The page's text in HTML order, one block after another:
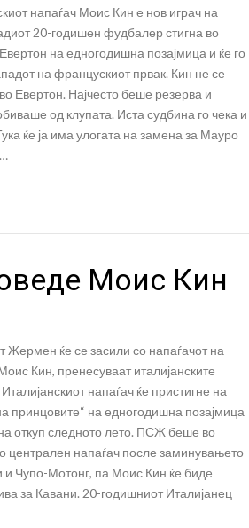
напаѓач Моис Кин е нов играч на
20-годишен фудбалер стигна во
на едногодишна позајмица и ќе го
на францускиот првак. Кин не се
Евертон. Најчесто беше резерва и
од клупата. Иста судбина го чека и
ќе ја има улогата на замена за Мауро
Моис Кин
Жермен ќе се засили со напаѓачот на
Кин, пренесуваат италијанските
напаѓач ќе пристигне на
принцовите“ на едногодишна позајмица
откуп следното лето. ПСЖ беше во
централен напаѓач после заминувањето
и Чупо-Мотонг, па Моис Кин ќе биде
за Кавани. 20-годишниот Италијанец